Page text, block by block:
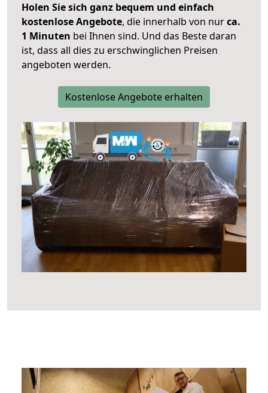
Holen Sie sich ganz bequem und einfach
kostenlose Angebote, die innerhalb von nurca.
1 Minuten bei Ihnen sind. Und das Beste daran
ist, dass all dies zu erschwinglichen Preisen
angeboten werden.
Kostenlose Angebote erhalten